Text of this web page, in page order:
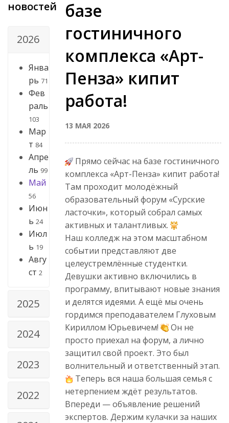
новостей
2026
Янва
рь 71
Фев
раль
103
Мар
т 84
Апре
ль 99
Май
56
Июн
ь 24
Июл
ь 19
Авгу
ст 2
2025
2024
2023
2022
базе
гостиничного
комплекса «Арт-
Пенза» кипит
работа!
13 МАЯ 2026
Прямо сейчас на базе гостиничного
комплекса «Арт-Пенза» кипит работа!
Там проходит молодёжный
образовательный форум «Сурские
ласточки», который собрал самых
активных и талантливых.
Наш колледж на этом масштабном
событии представляют две
целеустремлённые студентки.
Девушки активно включились в
программу, впитывают новые знания
и делятся идеями. А ещё мы очень
гордимся преподавателем Глуховым
Кириллом Юрьевичем!
Он не
просто приехал на форум, а лично
защитил свой проект. Это был
волнительный и ответственный этап.
Теперь вся наша большая семья с
нетерпением ждёт результатов.
Впереди — объявление решений
экспертов. Держим кулачки за наших